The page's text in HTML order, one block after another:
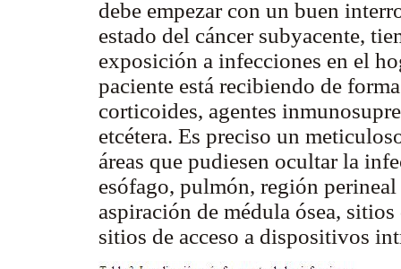
debe empezar con un buen
estado del cáncer subyacente,
exposición a infecciones en el
paciente está recibiendo de
corticoides, agentes
etcétera. Es preciso un
áreas que pudiesen ocultar la
esófago, pulmón, región
aspiración de médula ósea,
sitios de acceso a dispositivos